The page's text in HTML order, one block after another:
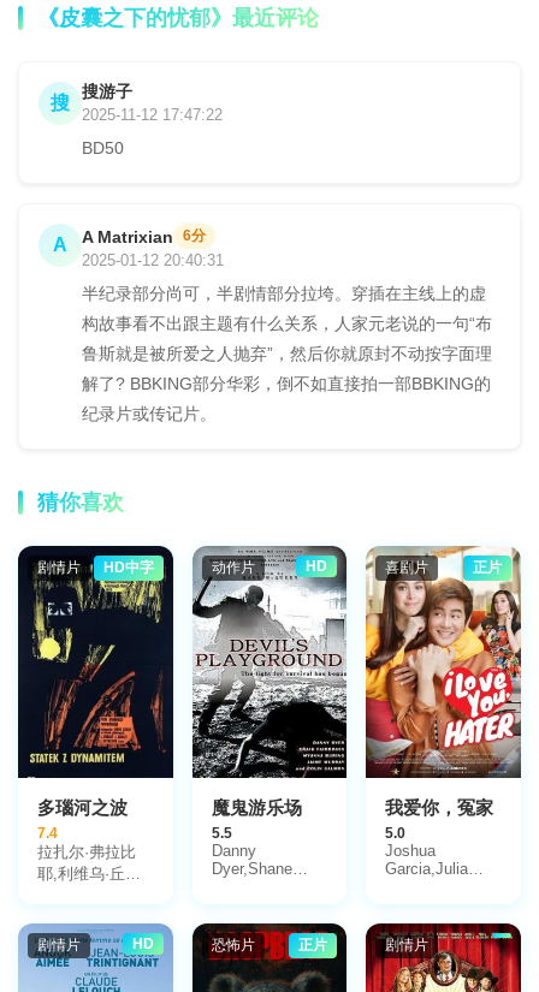
《皮囊之下的忧郁》最近评论
搜
搜游子
2025-11-12 17:47:22
BD50
A A Matrixian 6分
2025-01-12 20:40:31
半纪录部分尚可，半剧情部分拉垮。穿插在主线上的虚
构故事看不出跟主题有什么关系，人家元老说的一句“布
鲁斯就是被所爱之人抛弃”，然后你就原封不动按字面理
解了? BBKING部分华彩，倒不如直接拍一部BBKING的
纪录片或传记片。
猜你喜欢
剧情片 HD中字
多瑙河之波
7.4
拉扎尔·弗拉比
耶,利维乌·丘莱
库
卢奇安·平蒂
列
动作片 HD
魔鬼游乐场
5.5
Danny
Dyer,Shane
Denby-
Ashe,Bart
Ruspoli,Lisa
McAllister
喜剧片 正片
我爱你，冤家
5.0
Joshua
Garcia,Julia
剧情片 HD 恐怖片 正片 剧情片